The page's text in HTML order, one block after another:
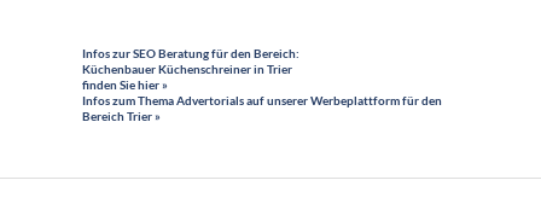
Infos zur SEO Beratung für den Bereich:
Küchenbauer Küchenschreiner in Trier
finden Sie hier »
Infos zum Thema Advertorials auf unserer Werbeplattform für den
Bereich Trier »